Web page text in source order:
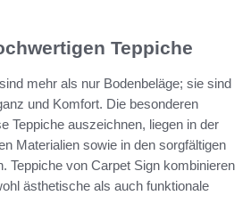
Teppiche
mehr als nur Bodenbeläge; sie sind
und Komfort. Die besonderen
Teppiche auszeichnen, liegen in der
Materialien sowie in den sorgfältigen
Teppiche von Carpet Sign kombinieren
ästhetische als auch funktionale